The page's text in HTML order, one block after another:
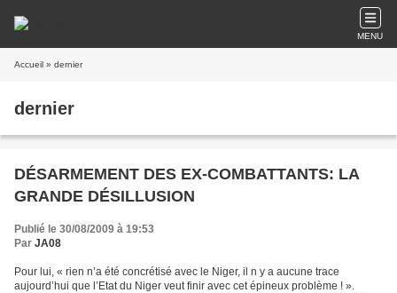
MENU
Accueil » dernier
dernier
DÉSARMEMENT DES EX-COMBATTANTS: LA
GRANDE DÉSILLUSION
Publié le 30/08/2009 à 19:53
Par JA08
Pour lui, « rien n’a été concrétisé avec le Niger, il n y a aucune trace
aujourd’hui que l’Etat du Niger veut finir avec cet épineux problème ! ».